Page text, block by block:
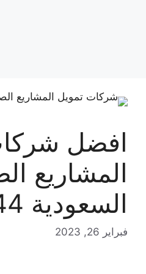
افضل
المشاريع
السعودية 1444
فبراير 26, 2023